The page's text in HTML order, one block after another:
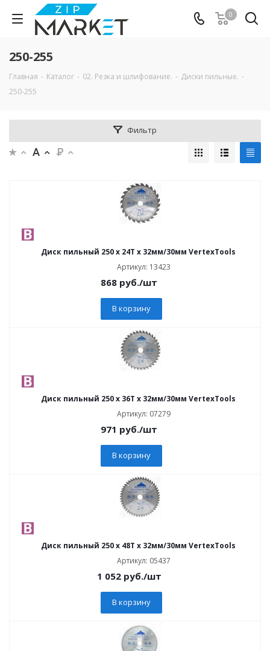
0
250-255
Главная - Каталог - 02. Резка и шлифование. - Диски пильные. -
250-255
Фильтр
Диск пильный 250 х 24Т х 32мм/30мм VertexTools
Артикул: 13423
868 руб./шт
В корзину
Диск пильный 250 х 36Т х 32мм/30мм VertexTools
Артикул: 07279
971 руб./шт
В корзину
Диск пильный 250 х 48Т х 32мм/30мм VertexTools
Артикул: 05437
1 052руб./шт
В корзину